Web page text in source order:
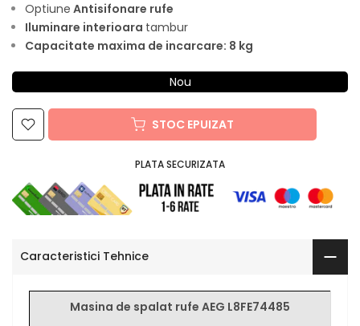
Optiune Antisifonare rufe
Iluminare interioara tambur
Capacitate maxima de incarcare: 8 kg
Nou
STOC EPUIZAT
PLATA SECURIZATA
Caracteristici Tehnice
Masina de spalat rufe AEG L8FE74485